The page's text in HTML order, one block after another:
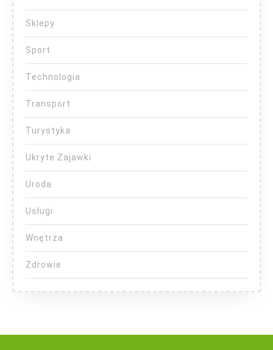
Sklepy
Sport
Technologia
Transport
Turystyka
Ukryte Zajawki
Uroda
Usługi
Wnętrza
Zdrowie